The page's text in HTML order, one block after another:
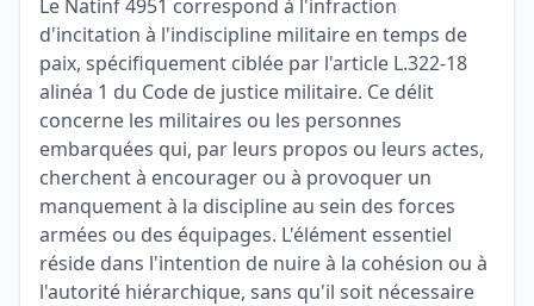
Le Natinf 4951 correspond à l'infraction
d'incitation à l'indiscipline militaire en temps de
paix, spécifiquement ciblée par l'article L.322-18
alinéa 1 du Code de justice militaire. Ce délit
concerne les militaires ou les personnes
embarquées qui, par leurs propos ou leurs actes,
cherchent à encourager ou à provoquer un
manquement à la discipline au sein des forces
armées ou des équipages. L'élément essentiel
réside dans l'intention de nuire à la cohésion ou à
l'autorité hiérarchique, sans qu'il soit nécessaire